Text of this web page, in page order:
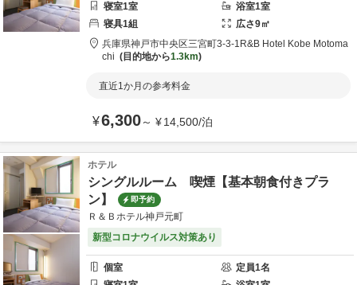
寝室1室 浴室1室
寝具1組 広さ9㎡
兵庫県神戸市中央区三宮町3-3-1 R&B Hotel Kobe Motoma
chi
目的地から1.3km
直近1か月の参考料金
¥6,300～ ¥14,500/泊
ホテル
シングルルーム 喫煙【基本朝食付きプラ
ン】
即予約
Ｒ＆Ｂホテル神戸元町
新型コロナウイルス対策あり
個室 定員1名